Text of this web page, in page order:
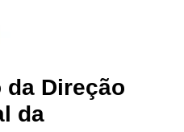
Direção
da